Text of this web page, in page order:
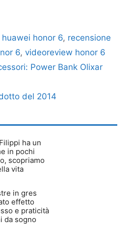
huawei honor 6, recensione
6, videoreview honor 6
Power Bank Olixar
del 2014
ha un
in pochi
scopriamo
vita
in gres
effetto
e praticità
da sogno